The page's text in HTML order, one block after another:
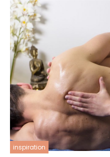
inspiration